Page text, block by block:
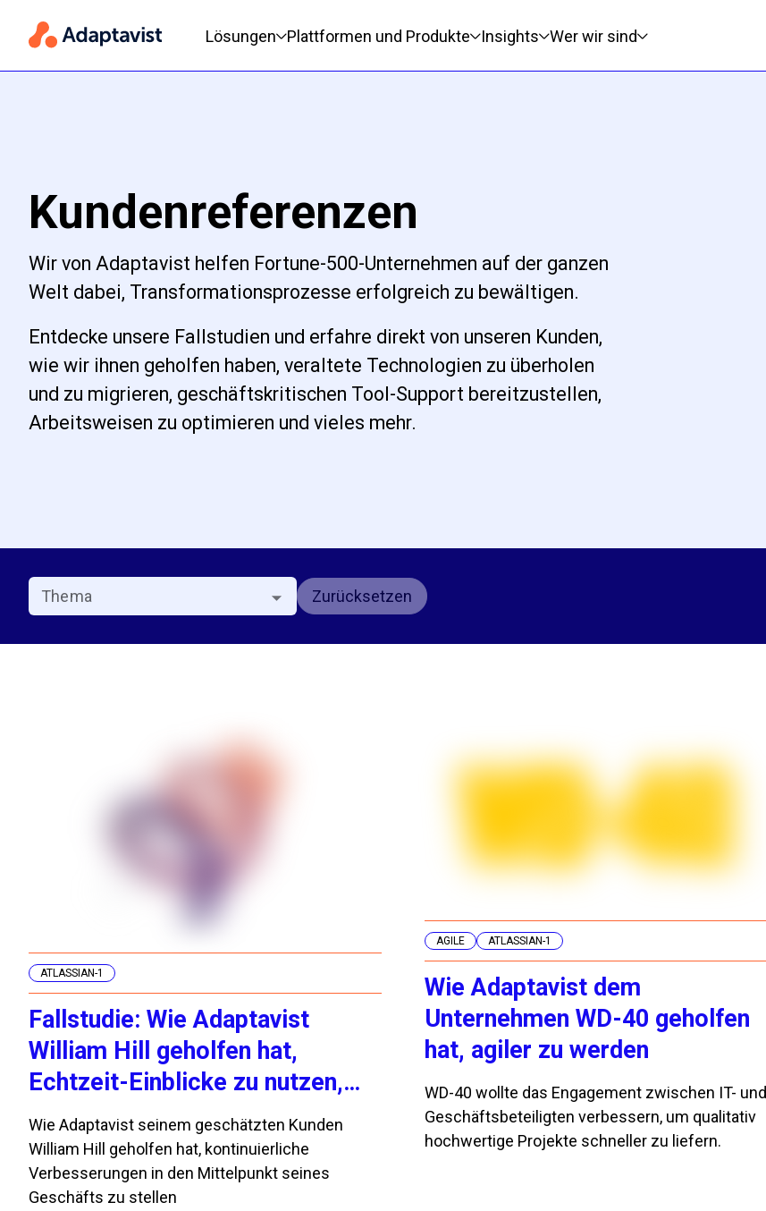
Lösungen
Plattformen und Produkte Insights Wer wir sind
Kundenreferenzen
Wir von Adaptavist helfen Fortune-500-Unternehmen auf der ganzen
Welt dabei, Transformationsprozesse erfolgreich zu bewältigen.
Entdecke unsere Fallstudien und erfahre direkt von unseren Kunden,
wie wir ihnen geholfen haben, veraltete Technologien zu überholen
und zu migrieren, geschäftskritischen Tool-Support bereitzustellen,
Arbeitsweisen zu optimieren und vieles mehr.
Thema Zurücksetzen
ATLASSIAN-1
Fallstudie: Wie Adaptavist
William Hill geholfen hat,
Echtzeit-Einblicke zu nutzen,
um eine Kultur der
kontinuierlichen Verbesserung
zu schaffen
Wie Adaptavist seinem geschätzten Kunden
William Hill geholfen hat, kontinuierliche
Verbesserungen in den Mittelpunkt seines
Geschäfts zu stellen
AGILE ATLASSIAN-1
Wie Adaptavist dem
Unternehmen WD-40 geholfen
hat, agiler zu werden
WD-40 wollte das Engagement zwischen IT- und
Geschäftsbeteiligten verbessern, um qualitativ
hochwertige Projekte schneller zu liefern.